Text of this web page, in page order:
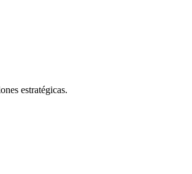
estratégicas.